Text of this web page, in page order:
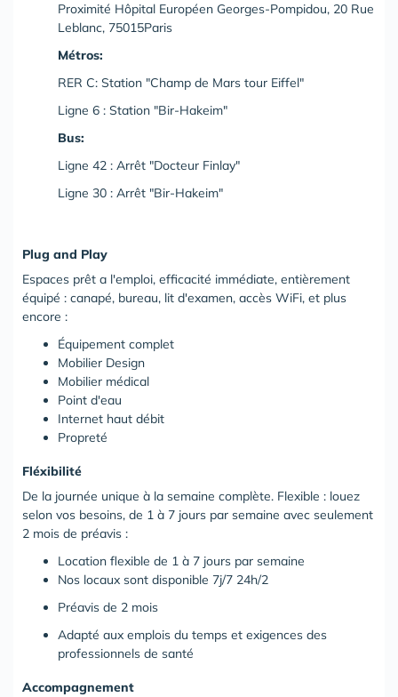
Proximité Hôpital Européen Georges-Pompidou, 20 Rue
Leblanc, 75015Paris
Métros:
RER C: Station "Champ de Mars tour Eiffel"
Ligne 6 : Station "Bir-Hakeim"
Bus:
Ligne 42 : Arrêt "Docteur Finlay"
Ligne 30 : Arrêt "Bir-Hakeim"
Plug and Play
Espaces prêt a l'emploi, efficacité immédiate, entièrement
équipé : canapé, bureau, lit d'examen, accès WiFi, et plus
encore :
Équipement complet
Mobilier Design
Mobilier médical
Point d'eau
Internet haut débit
Propreté
Fléxibilité
De la journée unique à la semaine complète. Flexible : louez
selon vos besoins, de 1 à 7 jours par semaine avec seulement
2 mois de préavis :
Location flexible de 1 à 7 jours par semaine
Nos locaux sont disponible 7j/7 24h/2
Préavis de 2 mois
Adapté aux emplois du temps et exigences des
professionnels de santé
Accompagnement